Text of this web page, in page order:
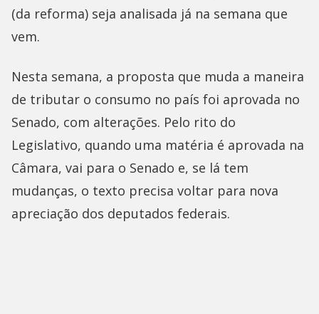
(da reforma) seja analisada já na semana que
vem.
Nesta semana, a proposta que muda a maneira
de tributar o consumo no país foi aprovada no
Senado, com alterações. Pelo rito do
Legislativo, quando uma matéria é aprovada na
Câmara, vai para o Senado e, se lá tem
mudanças, o texto precisa voltar para nova
apreciação dos deputados federais.